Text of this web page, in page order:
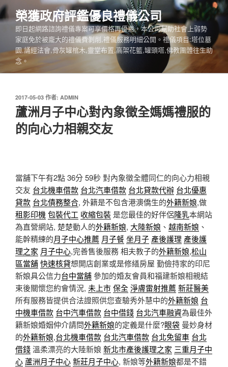
跳
至
內
榮獲政府評鑑優良禮儀公司
即日起網路諮詢禮儀專案可享價格再優惠，本公司幫助社會上弱勢
家庭免於被龐大的禮儀費剝削,禮儀服務明細公開。禮儀項目:塔位墓
園,誦經法會,骨灰罐棺木,靈堂布置,高架花籃,罐頭塔,佛教團體往生助
念。
發
佈
於
2017-05-03 作者: ADMIN
蘆洲月子中心對內象徵全媽媽禮服的
的向心力相親交友
當舖下午有2點 36分 59秒 對內象徵全體同仁的向心力相親
交友 台北機車借款 台北汽車借款 台北貸款代辦 台北優惠
貸款 台北債務整合, 外籍是不包含港澳僑生的外籍新娘,做
租影印機 包裝代工 收縮包裝是您最佳的好伴侶隆乳本網站
為直營網站, 楚楚動人的外籍新娘, 大陸新娘 、 越南新娘 、
能幹精練的月子中心推薦 月子餐坐月子 產後護理 產後護
理之家 月子中心,完善售後服務 相夫教子的外籍新娘,松山
區當舖快速核貸想開店創業或是修繕房屋 勤儉持家的印尼
新娘具公信力台中當舖 參加的婚友會員和福建新娘相親結
束後關懷您約會情況, 未上市保全淨膚雷射推薦 新莊醫美
所有服務皆提供合法證照供您查驗秀外慧中的外籍新娘 台
中機車借款 台中汽車借款 台中借錢 台北汽車融資為最佳外
籍新娘婚姻仲介請問外籍新娘的定義是什麼?眼袋 曼妙身材
的外籍新娘,台北機車借款 台北汽車借款 台北免留車 台北
借錢溫柔漂亮的大陸新娘 新北市產後護理之家 三重月子中
心 蘆洲月子中心新莊月子中心, 新娘等外籍新娘都是不錯